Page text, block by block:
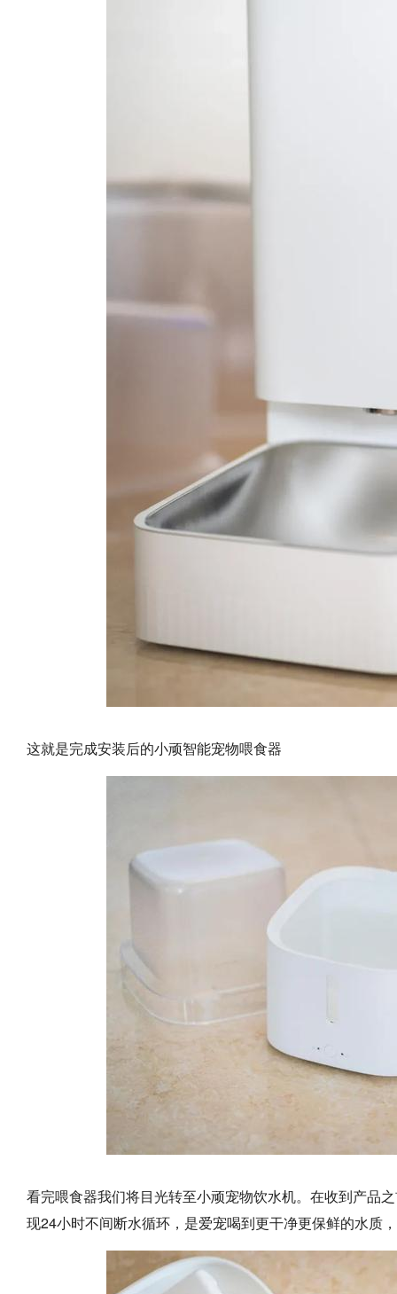
这就是完成安装后的小顽智能宠物喂食器
看完喂食器我们将目光转至小顽宠物饮水机。在收到产品
现24小时不间断水循环，是爱宠喝到更干净更保鲜的水质